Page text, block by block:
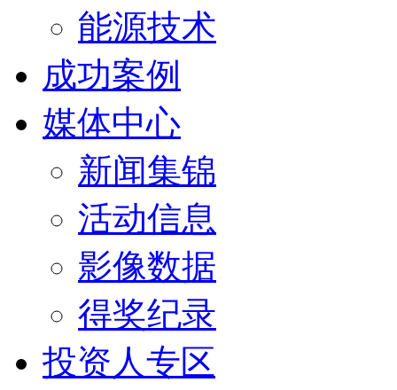
能源技术
成功案例
媒体中心
新闻集锦
活动信息
影像数据
得奖纪录
投资人专区